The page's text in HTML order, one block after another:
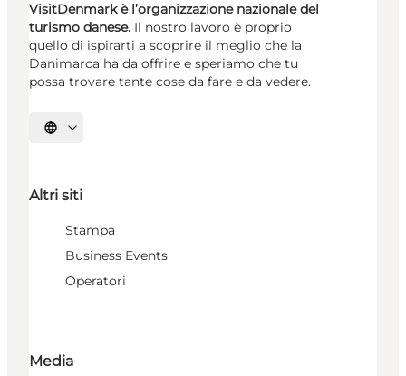
VisitDenmark è l’organizzazione nazionale del
turismo danese. Il nostro lavoro è proprio
quello di ispirarti a scoprire il meglio che la
Danimarca ha da offrire e speriamo che tu
possa trovare tante cose da fare e da vedere.
Seleziona la lingua
Altri siti
Stampa
Business Events
Operatori
Media